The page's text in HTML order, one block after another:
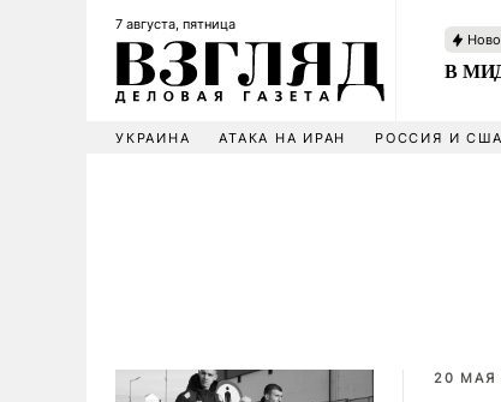
7 августа, пятница
В МИД
УКРАИНА АТАКА НА ИРАН РОССИЯ И США
20 МАЯ